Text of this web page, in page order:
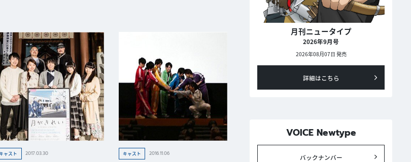
キャスト 2017.03.30 キャスト 2016.11.06
月刊ニュータイプ
2026年9月号
2026年08月07日 発売
詳細はこちら
VOICE Newtype
バックナンバー